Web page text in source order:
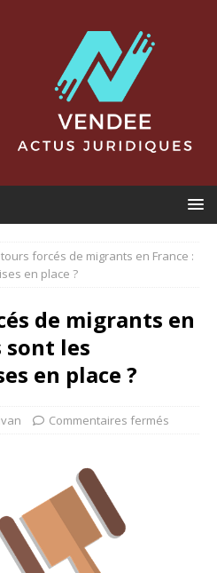
forcés de migrants en France :
en place ?
de migrants en
sont les
en place ?
Commentaires fermés